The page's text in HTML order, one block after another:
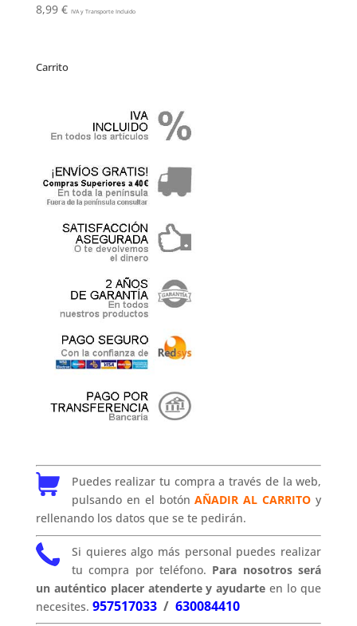
8,99 € IVA y Transporte Incluido
Carrito
Puedes realizar tu compra a través de la web,
pulsando en el botónAÑADIR AL CARRITO y
rellenando los datos que se te pedirán.
Si quieres algo más personal puedes realizar
tu compra por teléfono. Para nosotros será
un auténtico placer atenderte y ayudarte en lo que
necesites. 957517033/ 630084410